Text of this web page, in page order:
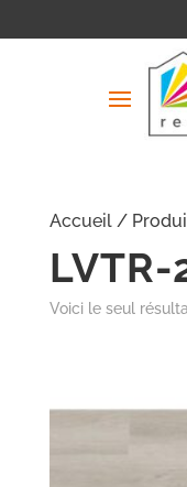
Accueil/
Voici le seul